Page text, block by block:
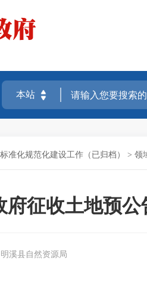
准化规范化建设工作（已归档） > 领
府征收土地预
溪县自然资源局